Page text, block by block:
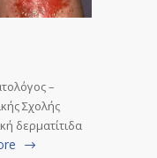
–
Σχολής
δερματίτιδα